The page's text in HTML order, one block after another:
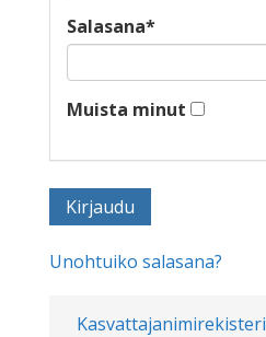
Kasvattajanimirekisteri
Salasana*
Muista minut
Unohtuiko salasana?